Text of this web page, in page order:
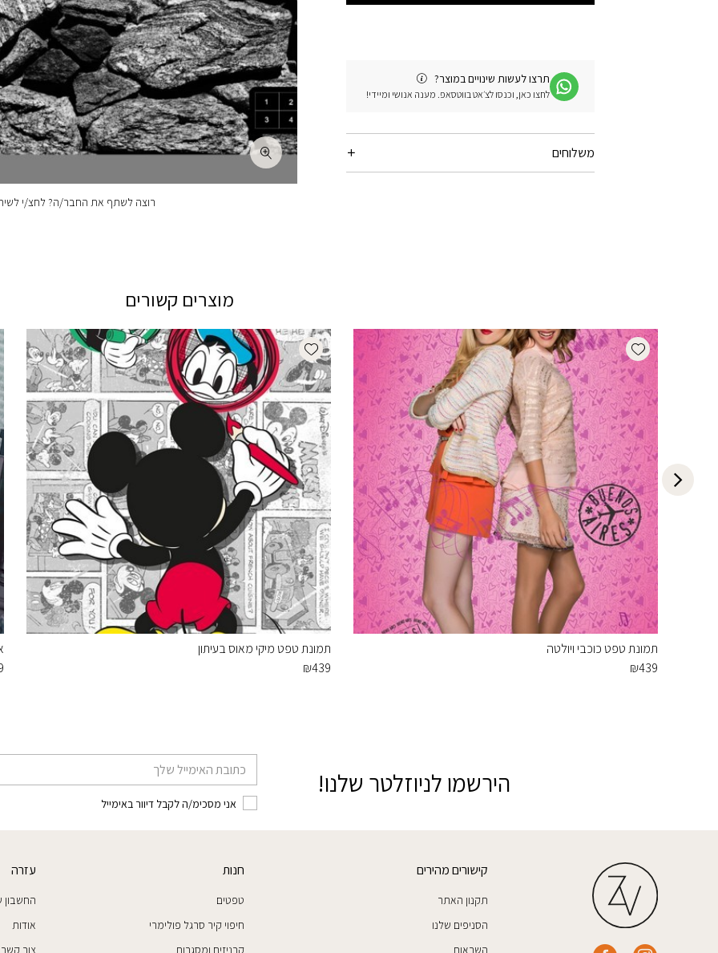
תרצו לעשות שינויים במוצר?
לחצו כאן, וכנסו לצ׳אט בווטסאפ. מענה אנושי ומיידי!
משלוחים
רוצה לשתף את החבר/ה? לחצ/י
מוצרים קשורים
Add wishlist
תמונת טפט כוכבי ויולטה
₪439
Add wishlist
תמונת טפט מיקי מאוס בעיתון
₪439
הירשמו לניוזלטר שלנו!
אני מסכימ/ה לקבל דיוור באימייל
קישורים מהירים
תקנון האתר
הסניפים שלנו
השראות
חנות
טפטים
חיפוי קיר סרגל פולימרי
קרניזים ומסגרות
עזרה
החשבון
אודות
צור קשר